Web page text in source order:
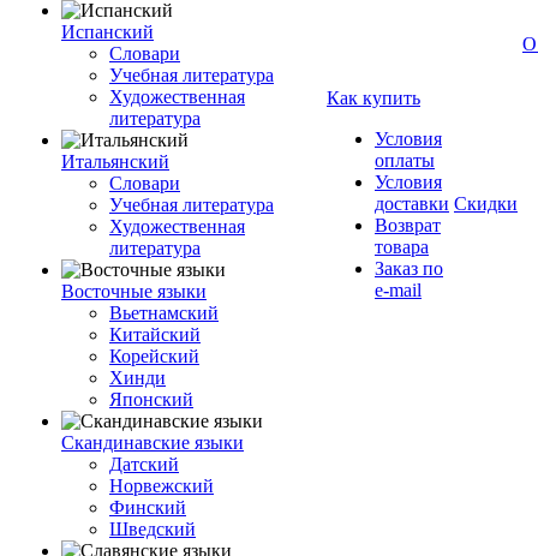
Испанский
Словари
Учебная литература
Художественная
литература
Итальянский
Словари
Учебная литература
Художественная
литература
Восточные языки
Вьетнамский
Китайский
Корейский
Хинди
Японский
Скандинавские языки
Датский
Норвежский
Финский
Шведский
Как купить
Условия
оплаты
Условия
доставки
Возврат
товара
Заказ по
e-mail
Скидки
О